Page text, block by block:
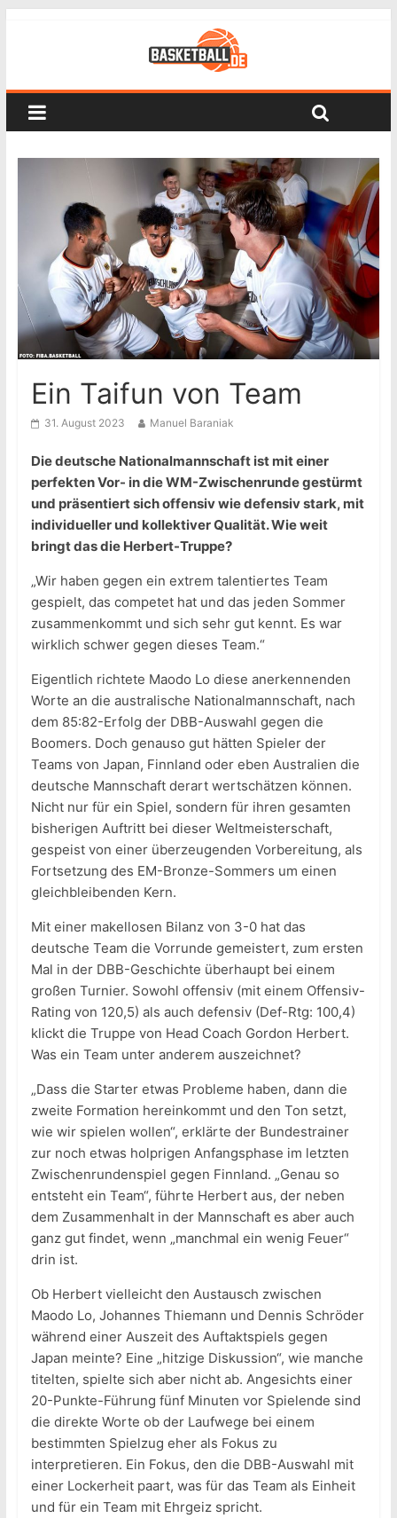
Ein Taifun von Team
31. August 2023 Manuel Baraniak
Die deutsche Nationalmannschaft ist mit einer
perfekten Vor- in die WM-Zwischenrunde gestürmt
und präsentiert sich offensiv wie defensiv stark, mit
individueller und kollektiver Qualität. Wie weit
bringt das die Herbert-Truppe?
„Wir haben gegen ein extrem talentiertes Team
gespielt, das competet hat und das jeden Sommer
zusammenkommt und sich sehr gut kennt. Es war
wirklich schwer gegen dieses Team.“
Eigentlich richtete Maodo Lo diese anerkennenden
Worte an die australische Nationalmannschaft, nach
dem 85:82-Erfolg der DBB-Auswahl gegen die
Boomers. Doch genauso gut hätten Spieler der
Teams von Japan, Finnland oder eben Australien die
deutsche Mannschaft derart wertschätzen können.
Nicht nur für ein Spiel, sondern für ihren gesamten
bisherigen Auftritt bei dieser Weltmeisterschaft,
gespeist von einer überzeugenden Vorbereitung, als
Fortsetzung des EM-Bronze-Sommers um einen
gleichbleibenden Kern.
Mit einer makellosen Bilanz von 3-0 hat das
deutsche Team die Vorrunde gemeistert, zum ersten
Mal in der DBB-Geschichte überhaupt bei einem
großen Turnier. Sowohl offensiv (mit einem Offensiv-
Rating von 120,5) als auch defensiv (Def-Rtg: 100,4)
klickt die Truppe von Head Coach Gordon Herbert.
Was ein Team unter anderem auszeichnet?
„Dass die Starter etwas Probleme haben, dann die
zweite Formation hereinkommt und den Ton setzt,
wie wir spielen wollen“, erklärte der Bundestrainer
zur noch etwas holprigen Anfangsphase im letzten
Zwischenrundenspiel gegen Finnland. „Genau so
entsteht ein Team“, führte Herbert aus, der neben
dem Zusammenhalt in der Mannschaft es aber auch
ganz gut findet, wenn „manchmal ein wenig Feuer“
drin ist.
Ob Herbert vielleicht den Austausch zwischen
Maodo Lo, Johannes Thiemann und Dennis Schröder
während einer Auszeit des Auftaktspiels gegen
Japan meinte? Eine „hitzige Diskussion“, wie manche
titelten, spielte sich aber nicht ab. Angesichts einer
20-Punkte-Führung fünf Minuten vor Spielende sind
die direkte Worte ob der Laufwege bei einem
bestimmten Spielzug eher als Fokus zu
interpretieren. Ein Fokus, den die DBB-Auswahl mit
einer Lockerheit paart, was für das Team als Einheit
und für ein Team mit Ehrgeiz spricht.